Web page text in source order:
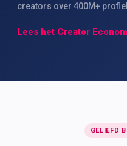
creators over 400M+
Lees het Creator
GELIEFD